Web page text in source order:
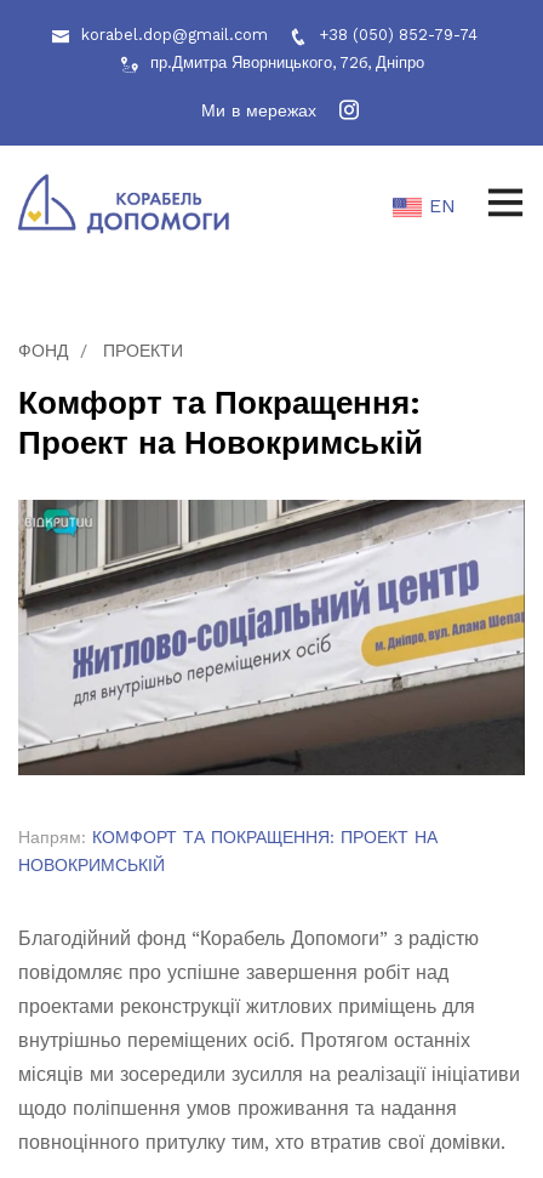
korabel.dop@gmail.com
+38 (050) 852-79-74
пр.Дмитра Яворницького, 72б, Дніпро
Ми в мережах
EN
ФОНД ПРОЕКТИ
Комфорт та Покращення:
Проект на Новокримській
Напрям: КОМФОРТ ТА ПОКРАЩЕННЯ: ПРОЕКТ НА
НОВОКРИМСЬКІЙ
Благодійний фонд “Корабель Допомоги” з радістю
повідомляє про успішне завершення робіт над
проектами реконструкції житлових приміщень для
внутрішньо переміщених осіб. Протягом останніх
місяців ми зосередили зусилля на реалізації ініціативи
щодо поліпшення умов проживання та надання
повноцінного притулку тим, хто втратив свої домівки.